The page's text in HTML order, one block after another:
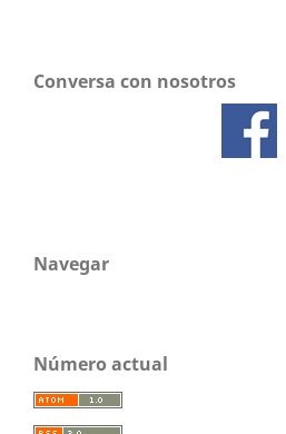
Conversa con nosotros
Navegar
Número actual